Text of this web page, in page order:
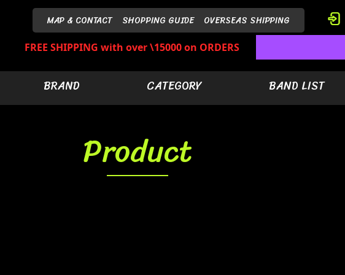
MAP & CONTACT SHOPPING GUIDE OVERSEAS SHIPPING
FREE SHIPPING with over \15000 on ORDERS
BRAND CATEGORY BAND LIST
Product